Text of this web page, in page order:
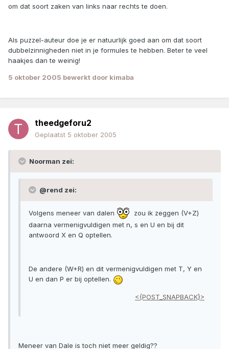
om dat soort zaken van links naar rechts te doen.
Als puzzel-auteur doe je er natuurlijk goed aan om dat soort
dubbelzinnigheden niet in je formules te hebben. Beter te veel
haakjes dan te weinig!
5 oktober 2005 bewerkt door kimaba
theedgeforu2
Geplaatst 5 oktober 2005
Noorman zei:
@rend zei:
Volgens meneer van dalen
zou ik zeggen (V+Z)
daarna vermenigvuldigen met n, s en U en bij dit
antwoord X en Q optellen.
De andere (W+R) en dit vermenigvuldigen met T, Y en
U en dan P er bij optellen.
<{POST_SNAPBACK}>
Meneer van Dale is toch niet meer geldig??